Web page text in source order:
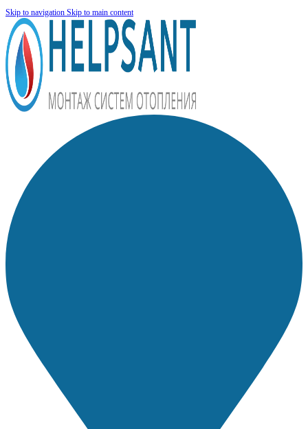
Skip to navigation Skip to main content